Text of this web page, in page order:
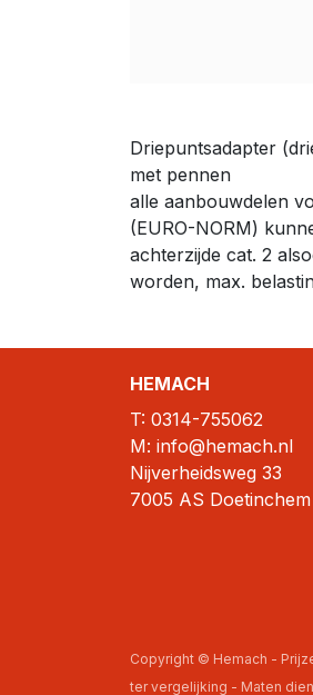
Driepuntsadapter
met pennen
alle aanbouwdelen
(EURO-NORM)
achterzijde cat. 2
worden, max.
HEMACH
T: 0314-755062
M: info@hemach.nl
Nijverheidsweg 33
7005 AS Doetinchem
Copyright © Hemach -
ter vergelijking - Maten